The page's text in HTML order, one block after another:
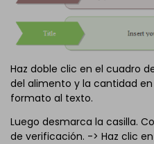
Haz doble clic en el cuadro
del alimento y la cantidad
formato al texto.
Luego desmarca la casilla.
de verificación. -> Haz clic